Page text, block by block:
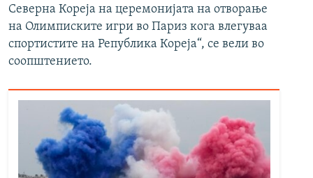
Северна Кореја на церемонијата на отворање
на Олимписките игри во Париз кога влегуваа
спортистите на Република Кореја“, се вели во
соопштението.